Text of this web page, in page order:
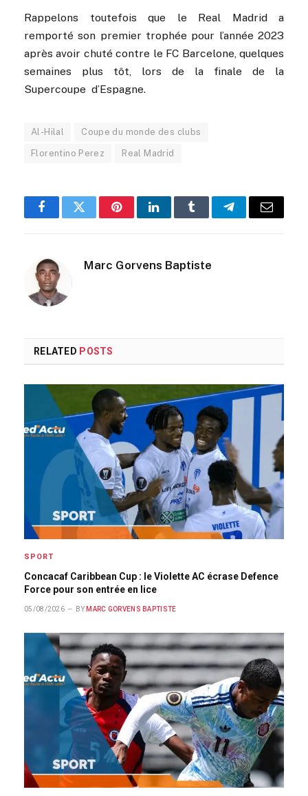
Rappelons toutefois que le Real Madrid a
remporté son premier trophée pour l’année 2023
après avoir chuté contre le FC Barcelone, quelques
semaines plus tôt, lors de la finale de la
Supercoupe d’Espagne.
Al-Hilal Coupe du monde des clubs
Florentino Perez Real Madrid
FacebookTwitterPinterestLinkedInTumblrTelegramEmail
Marc Gorvens Baptiste
RELATED POSTS
SPORT
Concacaf Caribbean Cup : le Violette AC écrase Defence
Force pour son entrée en lice
05/08/2026 BY MARC GORVENS BAPTISTE